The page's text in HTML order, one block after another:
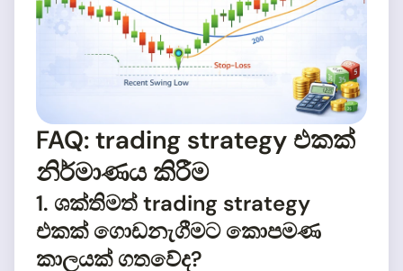
FAQ: trading strategy එකක්
නිර්මාණය කිරීම
1. ශක්තිමත් trading strategy
එකක් ගොඩනැගීමට කොපමණ
කාලයක් ගතවේද?